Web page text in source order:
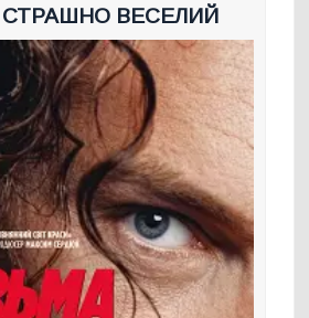
СТРАШНО ВЕСЕЛИЙ